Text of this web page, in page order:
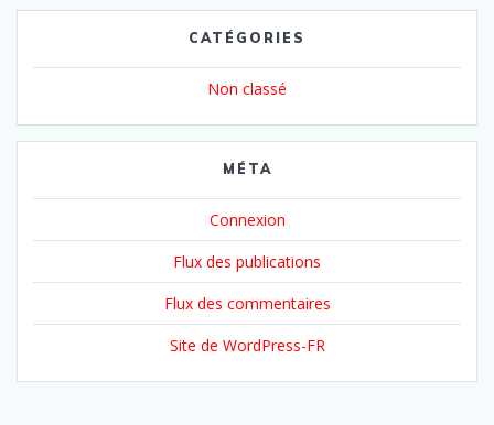
CATÉGORIES
Non classé
MÉTA
Connexion
Flux des publications
Flux des commentaires
Site de WordPress-FR